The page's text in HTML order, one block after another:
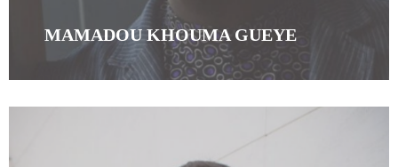
MAMADOU KHOUMA GUEYE